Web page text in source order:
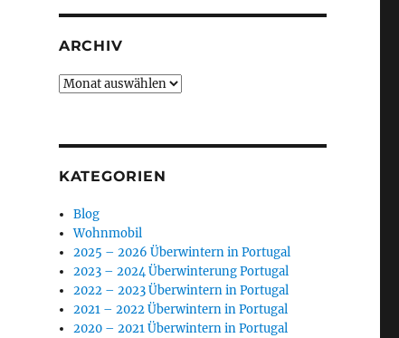
ARCHIV
Archiv
KATEGORIEN
Blog
Wohnmobil
2025 – 2026 Überwintern in Portugal
2023 – 2024 Überwinterung Portugal
2022 – 2023 Überwintern in Portugal
2021 – 2022 Überwintern in Portugal
2020 – 2021 Überwintern in Portugal